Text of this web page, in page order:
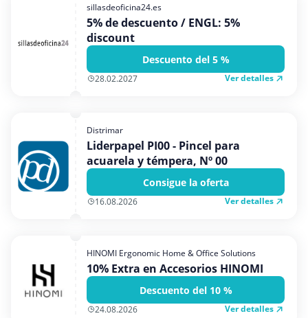
Regalos y floressillasdeoficina24.es
5% de descuento / ENGL: 5%
discount
Descuento del 5 %
28.02.2027 Ver detalles
Distrimar
Liderpapel PI00 - Pincel para
acuarela y témpera, Nº 00
Consigue la oferta
16.08.2026 Ver detalles
HINOMI Ergonomic Home & Office Solutions
10% Extra en Accesorios HINOMI
Descuento del 10 %
24.08.2026 Ver detalles